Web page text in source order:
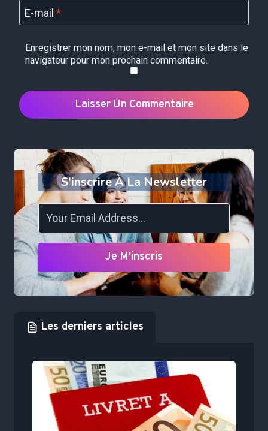
E-mail *
Enregistrer mon nom, mon e-mail et mon site dans le
navigateur pour mon prochain commentaire.
S'inscrire À La Newsletter
Je M'inscris
Les derniers articles